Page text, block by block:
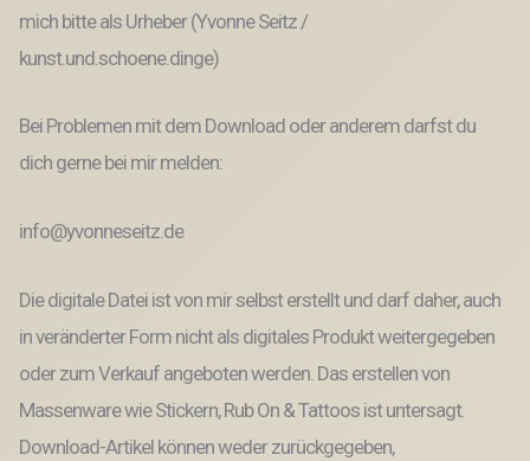
mich bitte als Urheber (Yvonne Seitz /
kunst.und.schoene.dinge)
Bei Problemen mit dem Download oder anderem darfst du
dich gerne bei mir melden:
info@yvonneseitz.de
Die digitale Datei ist von mir selbst erstellt und darf daher, auch
in veränderter Form nicht als digitales Produkt weitergegeben
oder zum Verkauf angeboten werden. Das erstellen von
Massenware wie Stickern, Rub On & Tattoos ist untersagt.
Download-Artikel können weder zurückgegeben,